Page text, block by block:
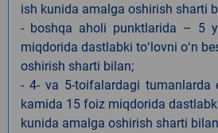
ish kunida amalga oshirish sharti
- boshqa aholi punktlarida – 5
miqdorida dastlabki toʻlovni oʻn
oshirish sharti bilan;
- 4- va 5-toifalardagi tumanlarda
kamida 15 foiz miqdorida
kunida amalga oshirish sharti